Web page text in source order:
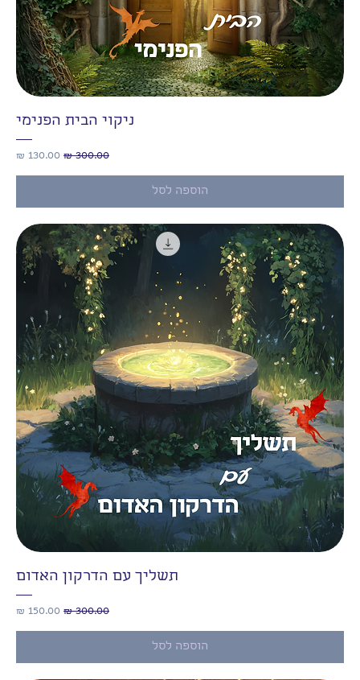
ניקוי הבית הפנימי
מחיר רגילמחיר מבצע
הוספה לסל
תשליך עם הדרקון האדום
מחיר רגילמחיר מבצע
הוספה לסל